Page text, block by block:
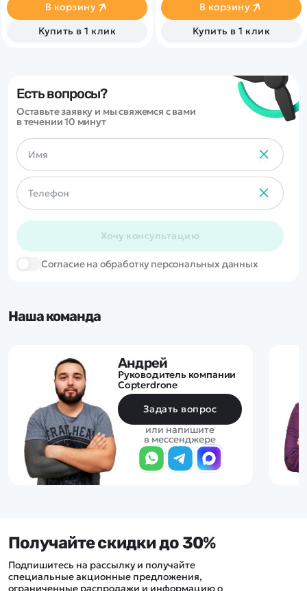
пластика, корпуса - желтого
цвета.
В корзину
Купить в 1 клик
В корзину
Купить в 1 клик
Есть вопросы?
Оставьте заявку и мы свяжемся с вами
в течении 10 минут
Хочу консультацию
Cогласие на обработку персональных данных
Наша команда
Андрей
Руководитель компании
Copterdrone
Задать вопрос
или напишите
в мессенджере
Получайте скидки до 30%
Подпишитесь на рассылку и получайте
специальные акционные предложения,
ограниченные распродажи и информацию о